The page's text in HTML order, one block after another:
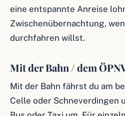
eine entspannte Anreise
Zwischenübernachtung,
durchfahren willst.
Mit der Bahn / dem
Mit der Bahn fährst du am
Celle oder Schneverdingen